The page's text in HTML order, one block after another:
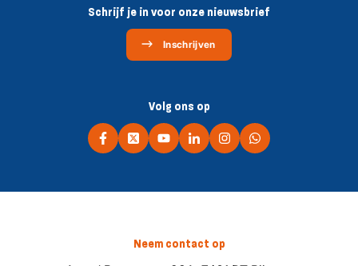
Schrijf je in voor onze nieuwsbrief
Inschrijven
Volg ons op
Neem contact op